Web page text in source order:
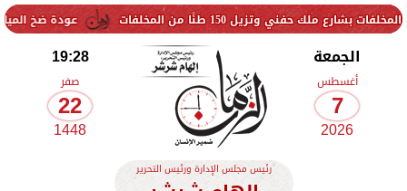
عودة ضخ المياه تدريجيًا لمناطق طنًا من المخلفات
الجمعة
أغسطس
7
2026
19:28
صفر
22
1448
رئيس مجلس الإدارة ورئيس التحرير